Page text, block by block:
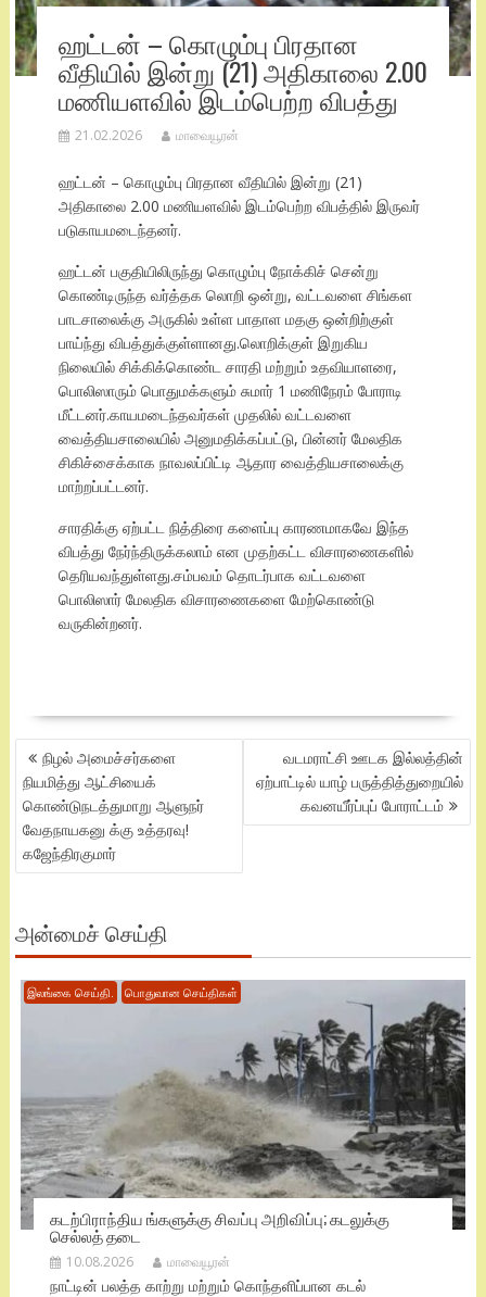
ஹட்டன் – கொழும்பு பிரதான
வீதியில் இன்று (21) அதிகாலை 2.00
மணியளவில் இடம்பெற்ற விபத்து
21.02.2026 மாவையூரன்
ஹட்டன் – கொழும்பு பிரதான வீதியில் இன்று (21)
அதிகாலை 2.00 மணியளவில் இடம்பெற்ற விபத்தில் இருவர்
படுகாயமடைந்தனர்.
ஹட்டன் பகுதியிலிருந்து கொழும்பு நோக்கிச் சென்று
கொண்டிருந்த வர்த்தக லொறி ஒன்று, வட்டவளை சிங்கள
பாடசாலைக்கு அருகில் உள்ள பாதாள மதகு ஒன்றிற்குள்
பாய்ந்து விபத்துக்குள்ளானது.லொறிக்குள் இறுகிய
நிலையில் சிக்கிக்கொண்ட சாரதி மற்றும் உதவியாளரை,
பொலிஸாரும் பொதுமக்களும் சுமார் 1 மணிநேரம் போராடி
மீட்டனர்.காயமடைந்தவர்கள் முதலில் வட்டவளை
வைத்தியசாலையில் அனுமதிக்கப்பட்டு, பின்னர் மேலதிக
சிகிச்சைக்காக நாவலப்பிட்டி ஆதார வைத்தியசாலைக்கு
மாற்றப்பட்டனர்.
சாரதிக்கு ஏற்பட்ட நித்திரை களைப்பு காரணமாகவே இந்த
விபத்து நேர்ந்திருக்கலாம் என முதற்கட்ட விசாரணைகளில்
தெரியவந்துள்ளது.சம்பவம் தொடர்பாக வட்டவளை
பொலிஸார் மேலதிக விசாரணைகளை மேற்கொண்டு
வருகின்றனர்.
POST
NAVIGATION
நிழல் அமைச்சர்களை
நியமித்து ஆட்சியைக்
கொண்டுநடத்துமாறு ஆளுநர்
வேதநாயகனு க்கு உத்தரவு!
கஜேந்திரகுமார்
வடமராட்சி ஊடக இல்லத்தின்
ஏற்பாட்டில் யாழ் பருத்தித்துறையில்
கவனயீர்ப்புப் போராட்டம்
அன்மைச் செய்தி
இலங்கை செய்தி. பொதுவான செய்திகள்
கடற்பிராந்திய ங்களுக்கு சிவப்பு அறிவிப்பு; கடலுக்கு
செல்லத் தடை
10.08.2026 மாவையூரன்
நாட்டின் பலத்த காற்று மற்றும் கொந்தளிப்பான கடல்